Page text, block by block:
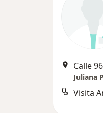
Calle
Juliana
Visita